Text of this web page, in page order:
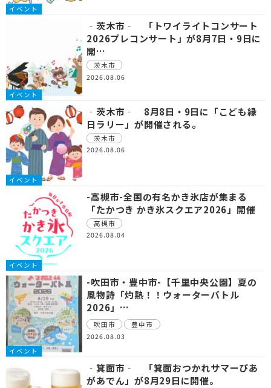
イベント
イベント
‐茨木市‐ 「トワイライトコンサート
2026プレコンサート」が8月7日・9日に
開…
茨木市
2026.08.06
イベント
‐茨木市‐ 8月8日・9日に「こども縁
日ラリー」が開催される。
茨木市
2026.08.06
イベント
-高槻市-全国の有名かき氷店が集まる
「たかつき かき氷スクエア2026」開催
高槻市
2026.08.04
イベント
-吹田市・豊中市-【千里中央公園】夏の
風物詩「灼熱！！ウォーターバトル
2026」…
吹田市
豊中市
2026.08.03
‐箕面市‐ 「箕面おつかれサマーびあ
があでん」が8月29日に開催。